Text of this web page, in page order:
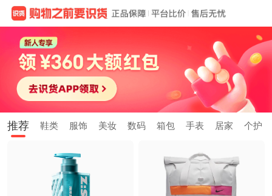
推荐 鞋类 服饰 美妆 数码 箱包 手表 居家 个护